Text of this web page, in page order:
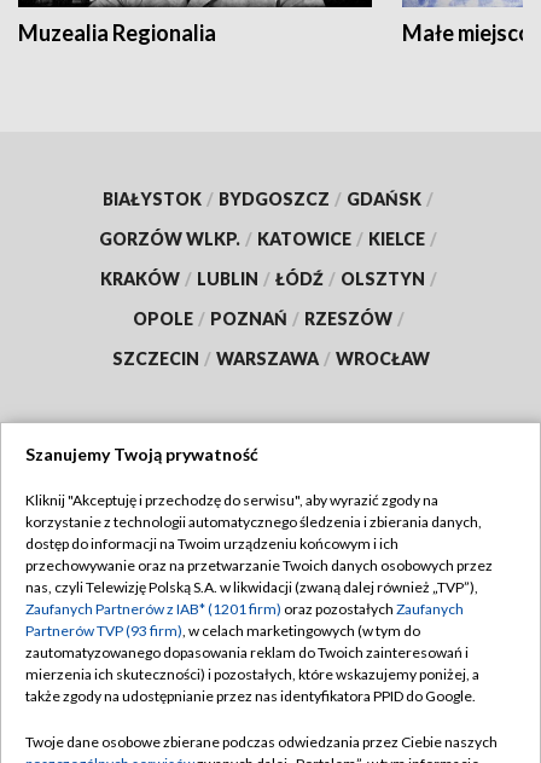
Muzealia Regionalia Małe
BIAŁYSTOK / BYDGOSZCZ / GDAŃSK /
GORZÓW WLKP. / KATOWICE / KIELCE /
KRAKÓW / LUBLIN / ŁÓDŹ / OLSZTYN /
OPOLE / POZNAŃ / RZESZÓW /
SZCZECIN / WARSZAWA / WROCŁAW
TVP
Abonament TVP
Emisja w TVP
Centrum informacji TVP
Naziemna Telewizja Cyfrowa
Regulamin TVP
Polityka prywatności
Moje zgody
Pomoc
Szanujemy Twoją prywatność
Kliknij "Akceptuję i przechodzę do serwisu", aby wyrazić zgody na
korzystanie z technologii automatycznego śledzenia i zbierania danych,
dostęp do informacji na Twoim urządzeniu końcowym i ich
przechowywanie oraz na przetwarzanie Twoich danych osobowych przez
nas, czyli Telewizję Polską S.A. w likwidacji (zwaną dalej również „TVP”),
Zaufanych Partnerów z IAB* (1201 firm) oraz pozostałych Zaufanych
Partnerów TVP (93 firm), w celach marketingowych (w tym do
zautomatyzowanego dopasowania reklam do Twoich zainteresowań i
mierzenia ich skuteczności) i pozostałych, które wskazujemy poniżej, a
także zgody na udostępnianie przez nas identyfikatora PPID do Google.
Twoje dane osobowe zbierane podczas odwiedzania przez Ciebie naszych